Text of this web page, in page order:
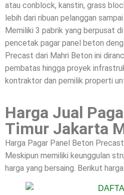
atau conblock, kanstin, grass
lebih dari ribuan pelanggan
Memiliki 3 pabrik yang berpusat
pencetak pagar panel beton
Precast dari Mahri Beton ini
pembatas hingga proyek
kontraktor dan pemilik properti
Harga Jual
Timur Jakarta
Harga Pagar Panel Beton
Meskipun memiliki keunggulan
harga yang bersaing. Berikut